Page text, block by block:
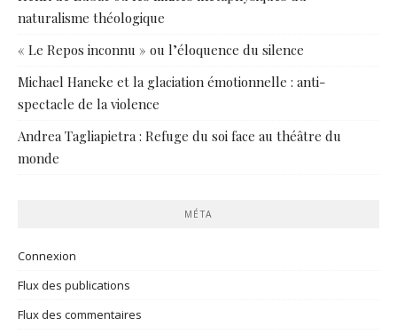
naturalisme théologique
« Le Repos inconnu » ou l’éloquence du silence
Michael Haneke et la glaciation émotionnelle : anti-
spectacle de la violence
Andrea Tagliapietra : Refuge du soi face au théâtre du
monde
MÉTA
Connexion
Flux des publications
Flux des commentaires